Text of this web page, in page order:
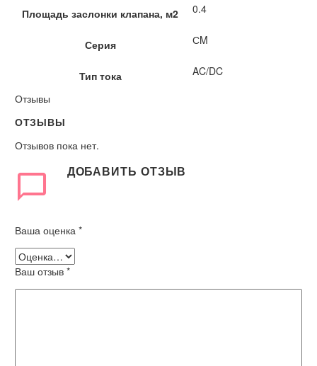
Площадь заслонки клапана, м2 0.4
Серия СM
Тип тока
AC/DC
Отзывы
ОТЗЫВЫ
Отзывов пока нет.
ДОБАВИТЬ ОТЗЫВ
Ваша оценка *
Ваш отзыв *